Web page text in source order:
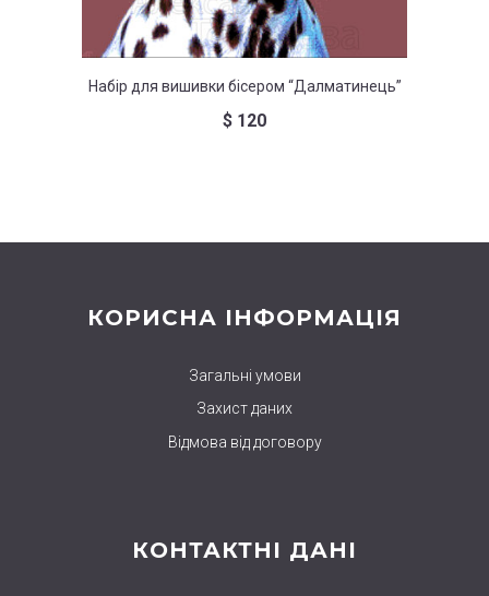
Набір для вишивки бісером “Далматинець”
$ 120
КОРИСНА ІНФОРМАЦІЯ
Загальні умови
Захист даних
Відмова від договору
КОНТАКТНІ ДАНІ